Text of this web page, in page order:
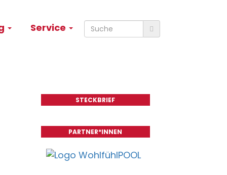
Service
STECKBRIEF
PARTNER*INNEN